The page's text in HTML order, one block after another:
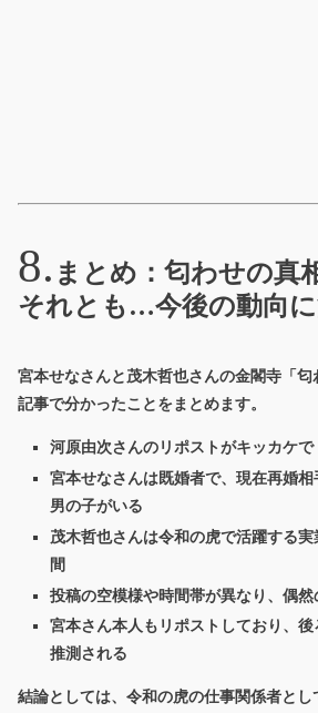
まとめ：匂わせの真
それとも…今後の動向に
宮本せなさんと茂木哲也さんの金閣寺「
記事で分かったことをまとめます。
河原由次さんのリポストがキッカケ
宮本せなさんは既婚者で、現在再婚
男の子がいる
茂木哲也さんは令和の虎で活躍する
間
投稿の空模様や時間帯が異なり、偶
宮本さん本人もリポストしており、
推測される
結論としては、 令和の虎の仕事関係者と